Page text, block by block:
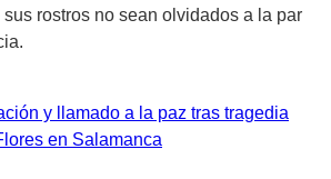
rostros no sean olvidados a la par
y llamado a la paz tras tragedia
en Salamanca